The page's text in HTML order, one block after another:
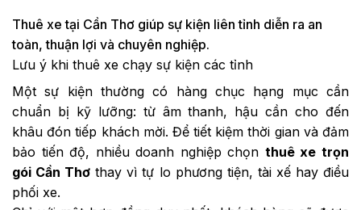
Thuê xe tại Cần Thơ giúp sự kiện liên tỉnh diễn ra an
toàn, thuận lợi và chuyên nghiệp.
Lưu ý khi thuê xe chạy sự kiện các tỉnh
Một sự kiện thường có hàng chục hạng mục cần
chuẩn bị kỹ lưỡng: từ âm thanh, hậu cần cho đến
khâu đón tiếp khách mời. Để tiết kiệm thời gian và đảm
bảo tiến độ, nhiều doanh nghiệp chọn thuê xe trọn
gói Cần Thơ thay vì tự lo phương tiện, tài xế hay điều
phối xe.